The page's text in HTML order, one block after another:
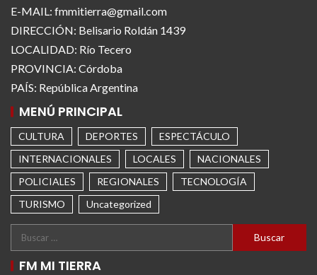
E-MAIL: fmmitierra@gmail.com
DIRECCIÓN: Belisario Roldán 1439
LOCALIDAD: Río Tecero
PROVINCIA: Córdoba
PAÍS: República Argentina
MENÚ PRINCIPAL
CULTURA DEPORTES
ESPECTÁCULO
INTERNACIONALES
LOCALES
NACIONALES
POLICIALES
REGIONALES
TECNOLOGÍA
TURISMO
Uncategorized
FM MI TIERRA